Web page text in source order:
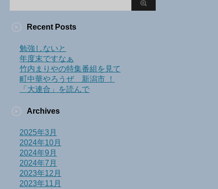
Recent Posts
勉強しないと
年度末ですなぁ
竹内まりやの特集番組を見て
町中華やろうぜ 新潟市 ！
「大連合」を読んで
Archives
2025年3月
2024年10月
2024年9月
2024年7月
2023年12月
2023年11月